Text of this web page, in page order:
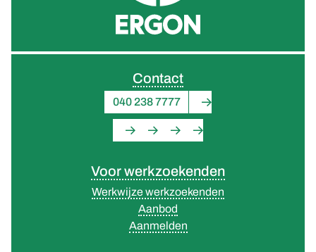
Voor werkzoekenden
Werkwijze werkzoekenden
Aanbod
Aanmelden
Contact
040 238 7777